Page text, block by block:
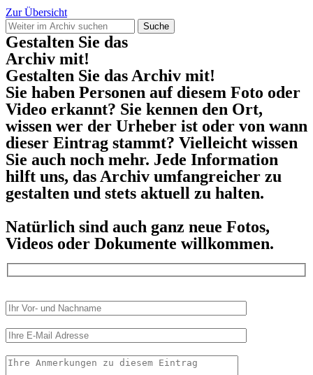
Zur Übersicht
Suche
Gestalten Sie das
Archiv mit!
Gestalten Sie das Archiv mit!
Sie haben Personen auf diesem Foto oder
Video erkannt? Sie kennen den Ort,
wissen wer der Urheber ist oder von wann
dieser Eintrag stammt? Vielleicht wissen
Sie auch noch mehr. Jede Information
hilft uns, das Archiv umfangreicher zu
gestalten und stets aktuell zu halten.
Natürlich sind auch ganz neue Fotos,
Videos oder Dokumente willkommen.